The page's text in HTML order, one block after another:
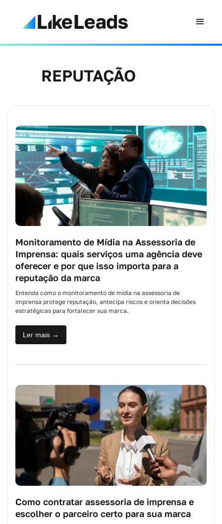
REPUTAÇÃO
Monitoramento de Mídia na Assessoria de
Imprensa: quais serviços uma agência deve
oferecer e por que isso importa para a
reputação da marca
Entenda como o monitoramento de mídia na assessoria de
imprensa protege reputação, antecipa riscos e orienta decisões
estratégicas para fortalecer sua marca.
Ler mais →
Como contratar assessoria de imprensa e
escolher o parceiro certo para sua marca